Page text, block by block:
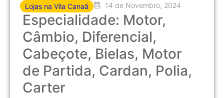
Lojas na Vila Canaã 14 de Novembro, 2024
Especialidade: Motor,
Câmbio, Diferencial,
Cabeçote, Bielas, Motor
de Partida, Cardan, Polia,
Carter